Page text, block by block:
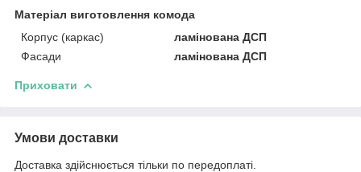
Матеріал виготовлення комода
Корпус (каркас)
ламінована ДСП
Фасади
ламінована ДСП
Приховати
Умови доставки
Доставка здійснюється тільки по передоплаті.